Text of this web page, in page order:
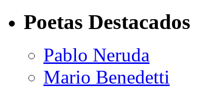
Poetas Destacados
Pablo Neruda
Mario Benedetti